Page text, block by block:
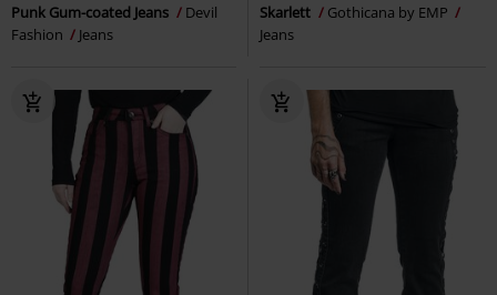
Punk Gum-coated Jeans
Devil
Fashion
Jeans
Skarlett
Gothicana by EMP
Jeans